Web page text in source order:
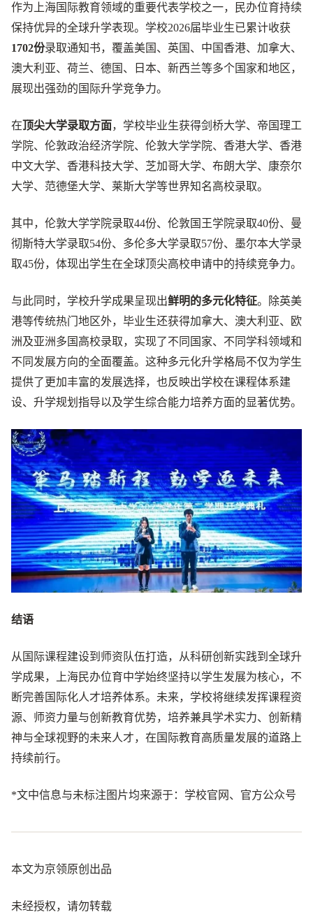
作为上海国际教育领域的重要代表学校之一，民办位育持续
保持优异的全球升学表现。学校2026届毕业生已累计收获
1702份录取通知书，覆盖美国、英国、中国香港、加拿大、
澳大利亚、荷兰、德国、日本、新西兰等多个国家和地区，
展现出强劲的国际升学竞争力。
在顶尖大学录取方面，学校毕业生获得剑桥大学、帝国理工
学院、伦敦政治经济学院、伦敦大学学院、香港大学、香港
中文大学、香港科技大学、芝加哥大学、布朗大学、康奈尔
大学、范德堡大学、莱斯大学等世界知名高校录取。
其中，伦敦大学学院录取44份、伦敦国王学院录取40份、曼
彻斯特大学录取54份、多伦多大学录取57份、墨尔本大学录
取45份，体现出学生在全球顶尖高校申请中的持续竞争力。
与此同时，学校升学成果呈现出鲜明的多元化特征。除英美
港等传统热门地区外，毕业生还获得加拿大、澳大利亚、欧
洲及亚洲多国高校录取，实现了不同国家、不同学科领域和
不同发展方向的全面覆盖。这种多元化升学格局不仅为学生
提供了更加丰富的发展选择，也反映出学校在课程体系建
设、升学规划指导以及学生综合能力培养方面的显著优势。
结语
从国际课程建设到师资队伍打造，从科研创新实践到全球升
学成果，上海民办位育中学始终坚持以学生发展为核心，不
断完善国际化人才培养体系。未来，学校将继续发挥课程资
源、师资力量与创新教育优势，培养兼具学术实力、创新精
神与全球视野的未来人才，在国际教育高质量发展的道路上
持续前行。
*文中信息与未标注图片均来源于：学校官网、官方公众号
本文为京领原创出品
未经授权，请勿转载